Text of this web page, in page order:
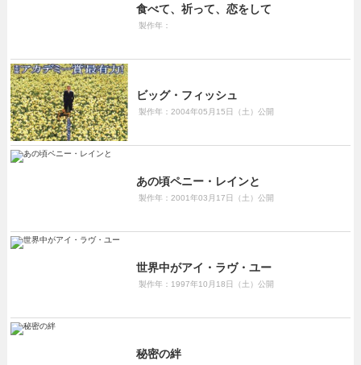
食べて、祈って、恋をして
製作年：
ビッグ・フィッシュ
製作年：2004年05月15日（土）公開
あの頃ペニー・レインと
製作年：2001年03月17日（土）公開
世界中がアイ・ラヴ・ユー
製作年：1997年10月18日（土）公開
秘密の絆